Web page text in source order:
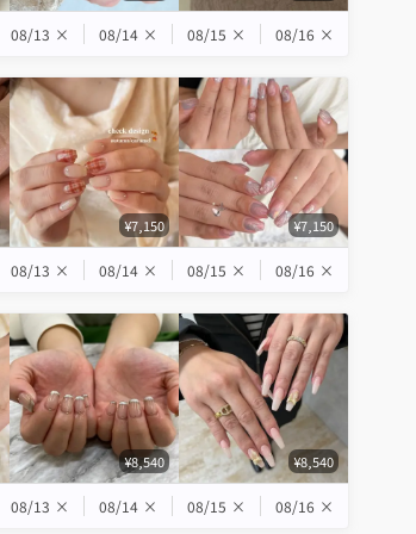
08/13 × 08/14 × 08/15 × 08/16 ×
¥7,150 ¥7,150
08/13 × 08/14 × 08/15 × 08/16 ×
¥8,540 ¥8,540
08/13 × 08/14 × 08/15 × 08/16 ×